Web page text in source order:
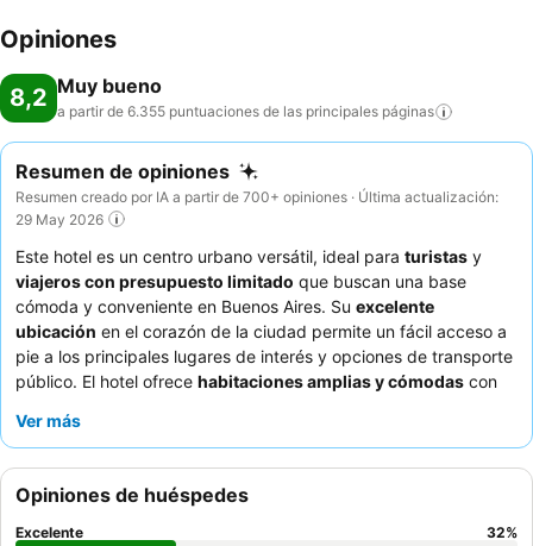
Opiniones
8,2 Muy bueno
a partir de 6.355 puntuaciones de las principales páginas
Resumen de opiniones
Resumen creado por IA a partir de 700+ opiniones · Última actualización:
29 May 2026
Este hotel es un centro urbano versátil, ideal para turistas y
viajeros con presupuesto limitado que buscan una base
cómoda y conveniente en Buenos Aires. Su excelente
ubicación en el corazón de la ciudad permite un fácil acceso a
pie a los principales lugares de interés y opciones de transporte
público. El hotel ofrece habitaciones amplias y cómodas con
huéspedes elogian constantemente al
ofrece una amplia selección de productos frescos. Para una
experiencia más tranquila, los huéspedes deberían considerar
solicitar una habitación con vistas al jardín.
Ver más
Opiniones de huéspedes
Excelente 32%